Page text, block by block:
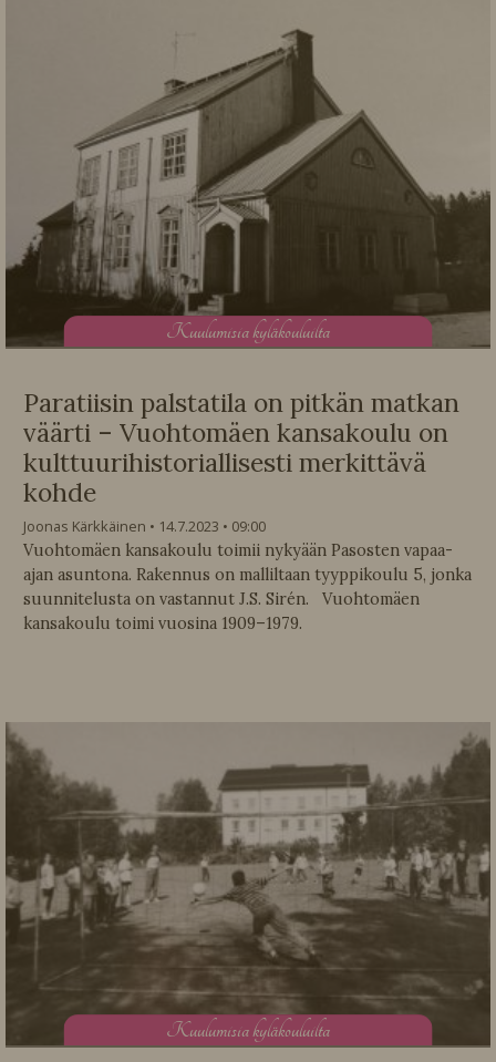
Kuulumisia kyläkouluilta
Paratiisin palstatila on pitkän matkan
väärti – Vuohtomäen kansakoulu on
kulttuurihistoriallisesti merkittävä
kohde
Joonas Kärkkäinen 14.7.2023
09:00
Vuohtomäen kansakoulu toimii nykyään Pasosten vapaa-
ajan asuntona. Rakennus on malliltaan tyyppikoulu 5, jonka
suunnitelusta on vastannut J.S. Sirén. Vuohtomäen
kansakoulu toimi vuosina 1909–1979.
Kuulumisia kyläkouluilta